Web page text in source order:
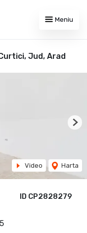
Meniu
Jud, Arad
ID CP2828279
Video Harta